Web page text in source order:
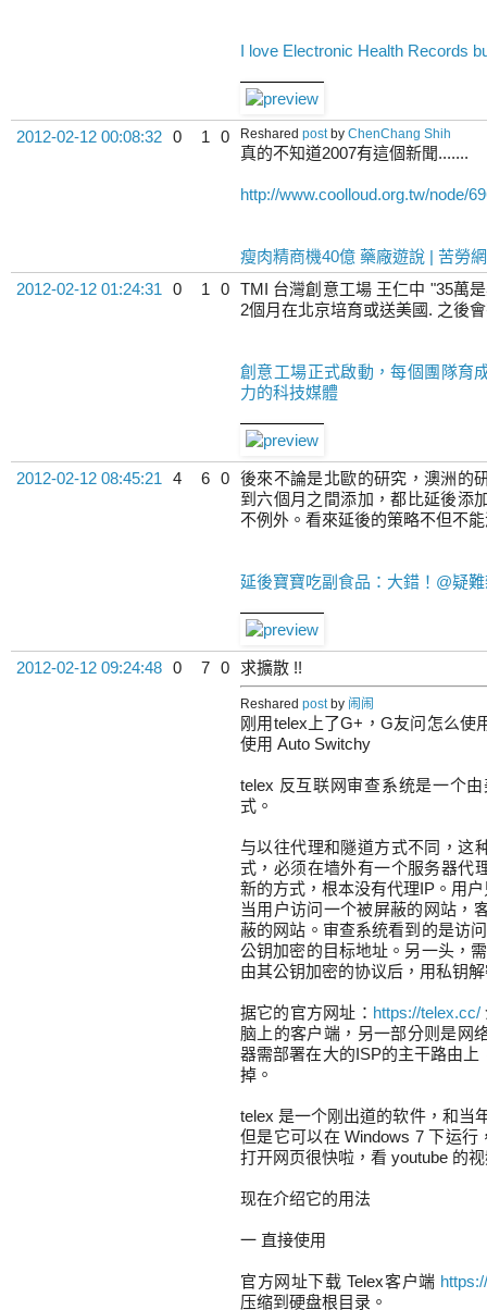
I love Electronic Health Records
2012-02-12 00:08:32 0 1 0 Reshared postby ChenChang Shih
真的不知道2007有這個新聞.......
http://www.coolloud.org.tw/node/
瘦肉精商機40億 藥廠遊說 | 苦勞網
2012-02-12 01:24:31
0 1 0 TMI 台灣創意工場 王仁中 "35萬
2個月在北京培育或送美國. 之後
創意工場正式啟動，每個團隊育
力的科技媒體
2012-02-12 08:45:21 4 6 0 後來不論是北歐的研究，澳洲的
到六個月之間添加，都比延後添
不例外。看來延後的策略不但不
延後寶寶吃副食品：大錯！@疑
2012-02-12 09:24:48 0 7 0 求擴散 !!
Reshared postby 闹闹
刚用telex上了G+，G友问怎么使
使用 Auto Switchy
telex 反互联网审查系统是一个
式。
与以往代理和隧道方式不同，这
式，必须在墙外有一个服务器代
新的方式，根本没有代理IP。用
当用户访问一个被屏蔽的网站，
蔽的网站。审查系统看到的是访
公钥加密的目标地址。另一头，
由其公钥加密的协议后，用私钥
据它的官方网址： https://telex.cc/
脑上的客户端，另一部分则是网
器需部署在大的ISP的主干路由
掉。
telex 是一个刚出道的软件，和当
但是它可以在 Windows 7 下运
打开网页很快啦，看 youtube 的
现在介绍它的用法
一 直接使用
官方网址下载 Telex客户端
压缩到硬盘根目录。